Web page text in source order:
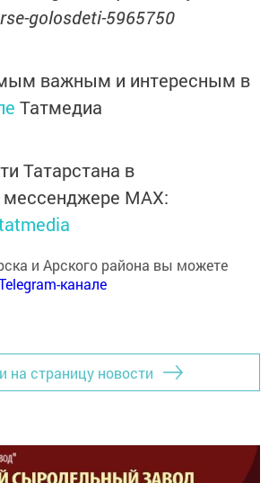
golosdeti-5965750
важным и интересным в
Татмедиа
Татарстана в
MАХ:
и Арского района вы можете
канале
на страницу новости